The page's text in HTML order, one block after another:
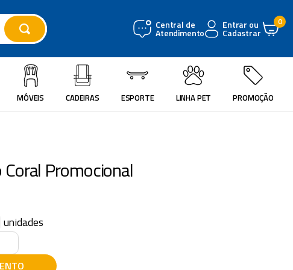
Central de
Atendimento
Entrar ou
Cadastrar
0
MÓVEIS CADEIRAS ESPORTE LINHA PET PROMOÇÃO
Promocional
unidades